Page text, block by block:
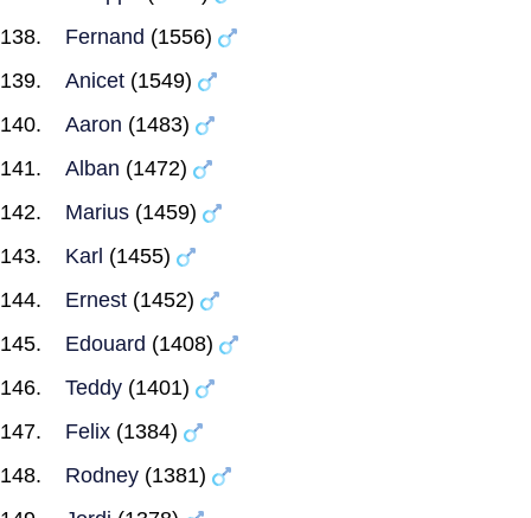
Fernand (1556)
Anicet (1549)
Aaron (1483)
Alban (1472)
Marius (1459)
Karl (1455)
Ernest (1452)
Edouard (1408)
Teddy (1401)
Felix (1384)
Rodney (1381)